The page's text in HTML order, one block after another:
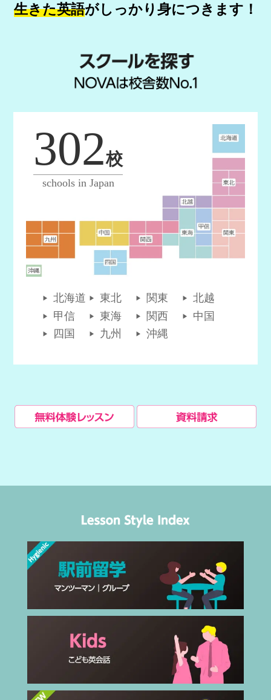
生きた英語がしっかり身につきます！
北海道 東北 関東
北越
甲信
東海 関西
中国
四国
九州 沖縄
302校
schools in Japan